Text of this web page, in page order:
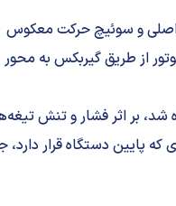
اصلی و سوئیچ حرکت معکوس
از طریق گیربکس به محور
شد، بر اثر فشار و تنش
پایین دستگاه قرار دارد،